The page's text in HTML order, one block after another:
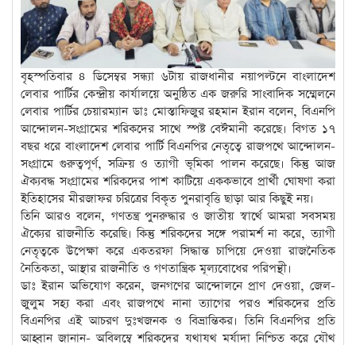
বৃহস্পতিবার ৪ ডিসেম্বর সন্ধ্যা ৬টায় রাজধানীর নয়াপল্টনে বাংলাদেশ
লেবার পার্টির কেন্দ্রীয় কার্যালয়ে অনুষ্ঠিত এক জরুরি সাংবাদিক সম্মেলনে
লেবার পার্টির চেয়ারম্যান ডাঃ মোস্তাফিজুর রহমান ইরান বলেন, বিএনপি
আন্দোলন-সংগ্রামের শরিকদের সাথে স্পষ্ট বেঈমানী করেছে। বিগত ১৭
বছর ধরে বাংলাদেশ লেবার পার্টি বিএনপির নেতৃত্বে রাজপথে আন্দোলন-
সংগ্রামে গুরুত্বপূর্ণ, সক্রিয় ও ত্যাগী ভূমিকা পালন করেছে। কিন্তু আজ
ঐক্যবদ্ধ সংগ্রামের শরিকদের পাশ কাটিয়ে এককভাবে প্রার্থী ঘোষণা করা
ইতিহাসের মীরজাফর চরিত্রের বিকৃত পুনরাবৃত্তি ছাড়া আর কিছুই নয়।
তিনি আরও বলেন, গণতন্ত্র পুনরুদ্ধার ও জাতীয় স্বার্থে আমরা সবসময়
ঐক্যের রাজনীতি করেছি। কিন্তু শরিকদের সঙ্গে পরামর্শ না করে, ত্যাগী
নেতৃত্বকে উপেক্ষা করে একতরফা সিদ্ধান্ত চাপিয়ে দেওয়া রাজনৈতিক
নৈতিকতা, আস্থার রাজনীতি ও গণতান্ত্রিক মূল্যবোধের পরিপন্থী।
ডাঃ ইরান অভিযোগ করেন, জনগণের আন্দোলনে প্রাণ দেওয়া, জেল-
জুলুম সহ্য করা এবং রাজপথে নানা ত্যাগের পরও শরিকদের প্রতি
বিএনপির এই আচরণ দুঃখজনক ও বিভ্রান্তিকর। তিনি বিএনপির প্রতি
আহ্বান জানান- অবিলম্বে শরিকদের যথাযথ মর্যাদা নিশ্চিত করে যৌথ